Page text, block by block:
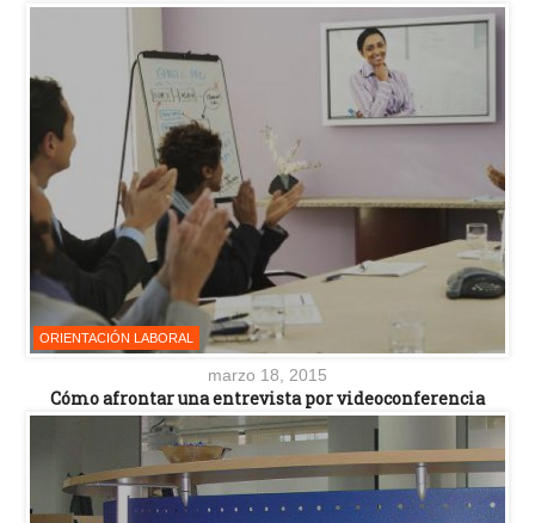
ORIENTACIÓN LABORAL
marzo 18, 2015
Cómo afrontar una entrevista por videoconferencia